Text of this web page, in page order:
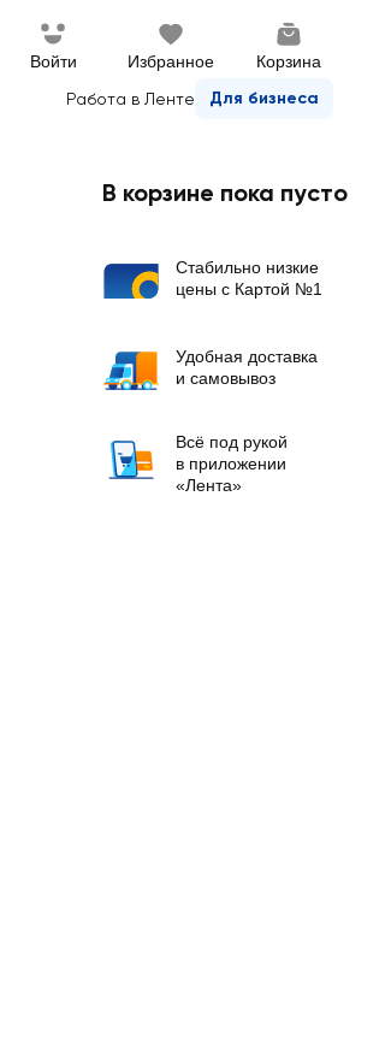
Войти Избранное Корзина
Работа в Ленте Для бизнеса
В корзине пока пусто
Стабильно низкие
цены с Картой №1
Удобная доставка
и самовывоз
Всё под рукой
в приложении
«Лента»